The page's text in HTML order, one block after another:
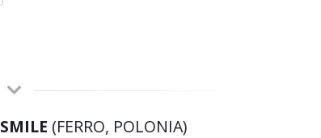
SMILE (FERRO, POLONIA)